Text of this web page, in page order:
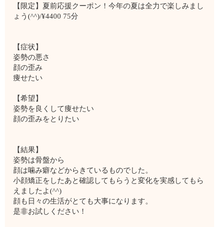
【限定】夏前応援クーポン！今年の夏は全力で楽しみまし
ょう(^^)/¥4400 75分
【症状】
姿勢の悪さ
顔の歪み
痩せたい
【希望】
姿勢を良くして痩せたい
顔の歪みをとりたい
【結果】
姿勢は骨盤から
顔は噛み癖などからきているものでした。
小顔矯正をしたあと確認してもらうと変化を実感してもら
えましたよ(^^)
顔も日々の生活がとても大事になります。
是非お試しください！